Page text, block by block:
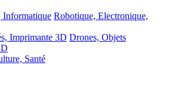
Informatique Robotique, Electronique,
Imprimante 3D Drones, Objets
Santé